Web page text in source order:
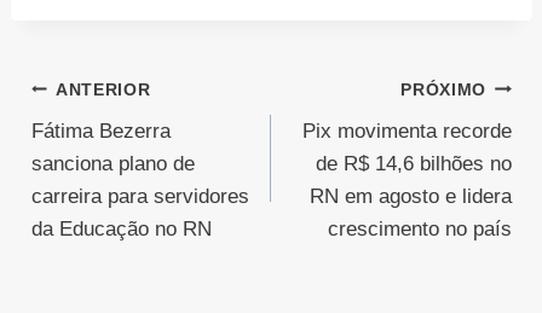
Navegação
de
Post
ANTERIOR
Fátima Bezerra
sanciona plano de
carreira para servidores
da Educação no RN
PRÓXIMO
Pix movimenta recorde
de R$ 14,6 bilhões no
RN em agosto e lidera
crescimento no país